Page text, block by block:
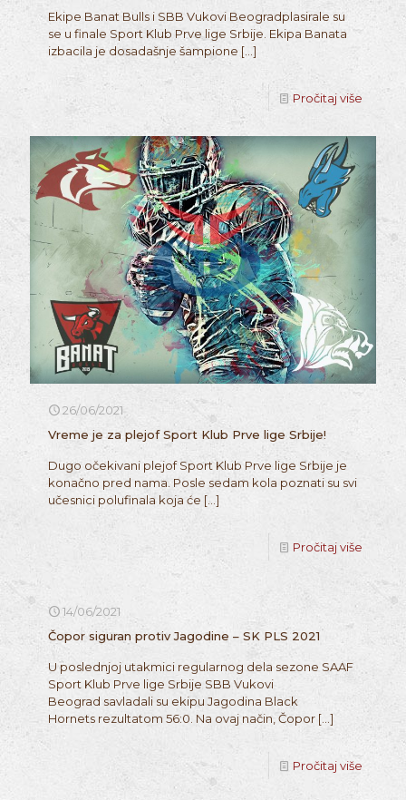
Ekipe Banat Bulls i SBB Vukovi Beogradplasirale su
se u finale Sport Klub Prve lige Srbije. Ekipa Banata
izbacila je dosadašnje šampione […]
Pročitaj više
26/06/2021
Vreme je za plejof Sport Klub Prve lige Srbije!
Dugo očekivani plejof Sport Klub Prve lige Srbije je
konačno pred nama. Posle sedam kola poznati su svi
učesnici polufinala koja će […]
Pročitaj više
14/06/2021
Čopor siguran protiv Jagodine – SK PLS 2021
U poslednjoj utakmici regularnog dela sezone SAAF
Sport Klub Prve lige Srbije SBB Vukovi
Beograd savladali su ekipu Jagodina Black
Hornets rezultatom 56:0. Na ovaj način, Čopor […]
Pročitaj više